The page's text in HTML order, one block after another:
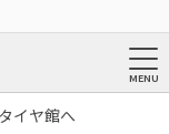
イヤ館へ